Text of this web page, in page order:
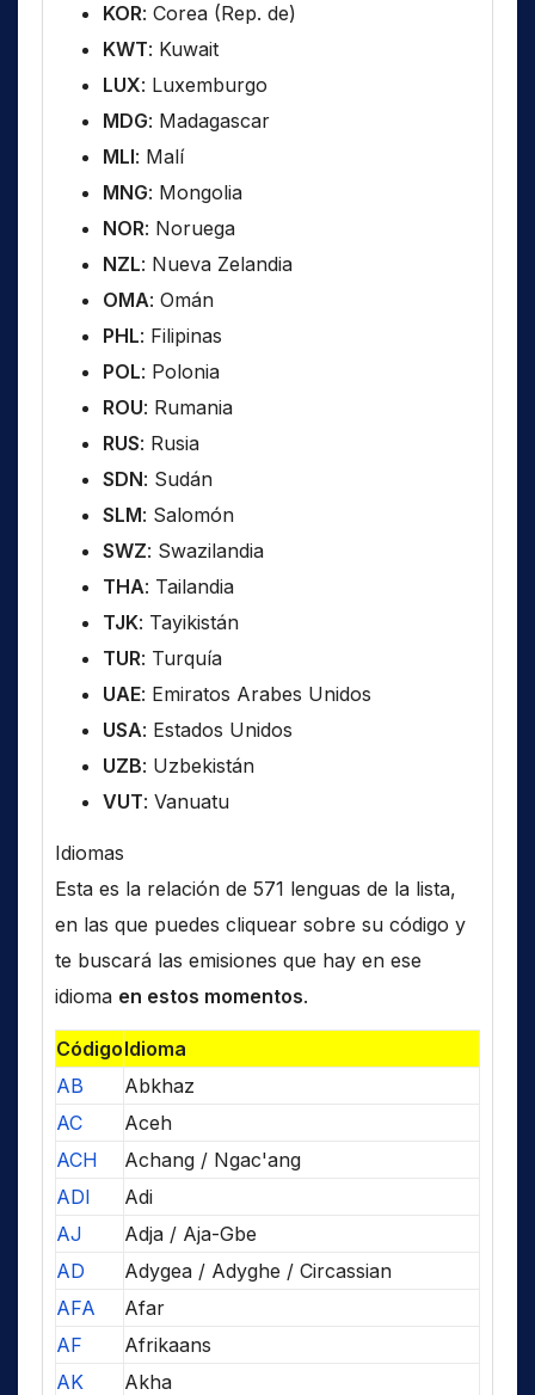
KOR: Corea (Rep. de)
KWT: Kuwait
LUX: Luxemburgo
MDG: Madagascar
MLI: Malí
MNG: Mongolia
NOR: Noruega
NZL: Nueva Zelandia
OMA: Omán
PHL: Filipinas
POL: Polonia
ROU: Rumania
RUS: Rusia
SDN: Sudán
SLM: Salomón
SWZ: Swazilandia
THA: Tailandia
TJK: Tayikistán
TUR: Turquía
UAE: Emiratos Arabes Unidos
USA: Estados Unidos
UZB: Uzbekistán
VUT: Vanuatu
Idiomas
Esta es la relación de 571 lenguas de la lista,
en las que puedes cliquear sobre su código y
te buscará las emisiones que hay en ese
idioma en estos momentos.
CódigoIdioma
AB
Abkhaz
AC
Aceh
ACH
Achang / Ngac'ang
ADI
Adi
AJ
Adja / Aja-Gbe
AD
Adygea / Adyghe / Circassian
AFA
Afar
AF
Afrikaans
AK
Akha